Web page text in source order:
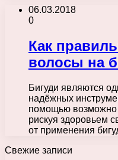
06.03.2018
0
Как
волосы на
Бигуди являются
надёжных
помощью возможно
рискуя здоровьем
от применения
Свежие записи